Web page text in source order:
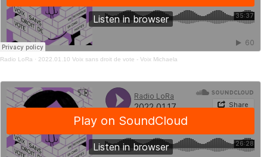
Radio LoRa · 2022.01.10 Voix sans droit de vote - Voix Michaela